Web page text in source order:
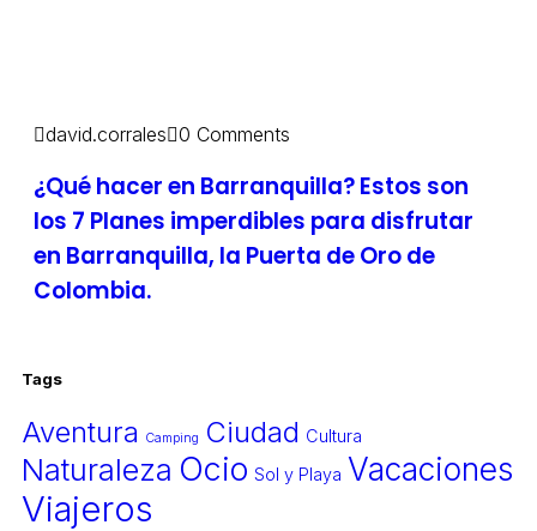
david.corrales 0 Comments
¿Qué hacer en Barranquilla? Estos son
los 7 Planes imperdibles para disfrutar
en Barranquilla, la Puerta de Oro de
Colombia.
Tags
Aventura Camping Ciudad Cultura
Naturaleza Ocio Sol y Playa Vacaciones
Viajeros